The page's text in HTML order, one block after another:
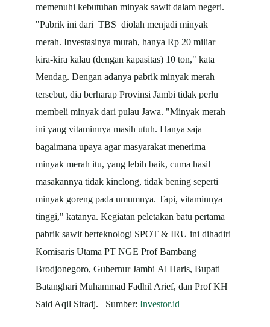
memenuhi kebutuhan minyak sawit dalam negeri.
"Pabrik ini dari TBS diolah menjadi minyak
merah. Investasinya murah, hanya Rp 20 miliar
kira-kira kalau (dengan kapasitas) 10 ton," kata
Mendag. Dengan adanya pabrik minyak merah
tersebut, dia berharap Provinsi Jambi tidak perlu
membeli minyak dari pulau Jawa. "Minyak merah
ini yang vitaminnya masih utuh. Hanya saja
bagaimana upaya agar masyarakat menerima
minyak merah itu, yang lebih baik, cuma hasil
masakannya tidak kinclong, tidak bening seperti
minyak goreng pada umumnya. Tapi, vitaminnya
tinggi," katanya. Kegiatan peletakan batu pertama
pabrik sawit berteknologi SPOT & IRU ini dihadiri
Komisaris Utama PT NGE Prof Bambang
Brodjonegoro, Gubernur Jambi Al Haris, Bupati
Batanghari Muhammad Fadhil Arief, dan Prof KH
Said Aqil Siradj. Sumber: Investor.id